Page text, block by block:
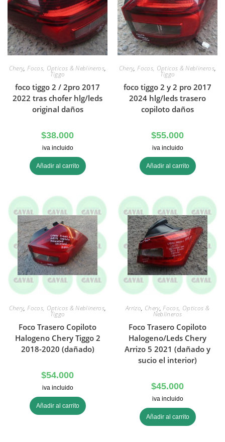
Chery,Focos, Opticos & Neblineros,
Tiggo
foco tiggo 2 / 2pro 2017
2022 tras chofer hlg/leds
original daños
$38.000
iva incluido
Añadir al carrito
Chery,Focos, Opticos & Neblineros,
Tiggo
foco tiggo 2 y 2 pro 2017
2024 hlg/leds trasero
copiloto daños
$55.000
iva incluido
Añadir al carrito
Chery,Focos, Opticos & Neblineros,
Tiggo
Foco Trasero Copiloto
Halogeno Chery Tiggo 2
2018-2020 (dañado)
$54.000
iva incluido
Añadir al carrito
Arrizo, Chery,Focos, Opticos &
Neblineros
Foco Trasero Copiloto
Halogeno/Leds Chery
Arrizo 5 2021 (dañado y
sucio el interior)
$45.000
iva incluido
Añadir al carrito